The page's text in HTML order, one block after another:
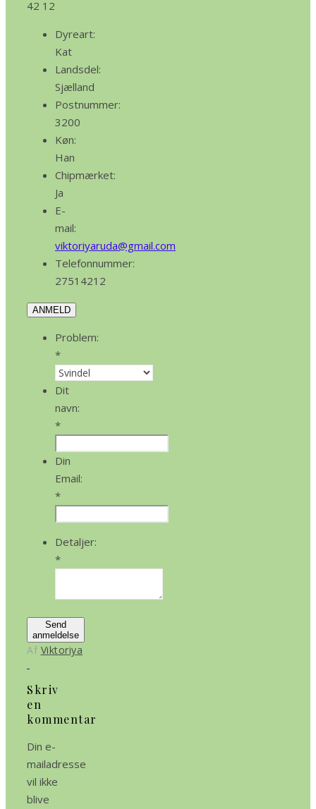
42 12
Dyreart:
Kat
Landsdel:
Sjælland
Postnummer:
3200
Køn:
Han
Chipmærket:
Ja
E-
mail:
viktoriyaruda@gmail.com
Telefonnummer:
27514212
ANMELD
Problem:
*
Dit
navn:
*
Din
Email:
*
Detaljer:
*
Send
anmeldelse
Af Viktoriya
Skriv
en
kommentar
Din e-
mailadresse
vil ikke
blive